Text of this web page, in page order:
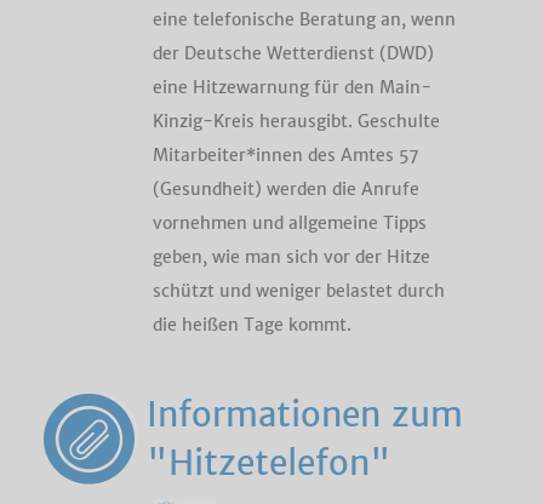
eine telefonische Beratung an, wenn
der Deutsche Wetterdienst (DWD)
eine Hitzewarnung für den Main-
Kinzig-Kreis herausgibt. Geschulte
Mitarbeiter*innen des Amtes 57
(Gesundheit) werden die Anrufe
vornehmen und allgemeine Tipps
geben, wie man sich vor der Hitze
schützt und weniger belastet durch
die heißen Tage kommt.
Informationen zum
"Hitzetelefon"